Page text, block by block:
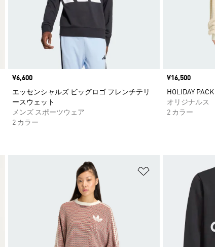
価格
¥6,600
エッセンシャルズ ビッグロゴ フレンチテリ
ースウェット
メンズ スポーツウェア
2 カラー
価格
¥16,500
HOLIDAY
オリジナルス
2 カラー
ほしいものリストに追加 ほしいものリス